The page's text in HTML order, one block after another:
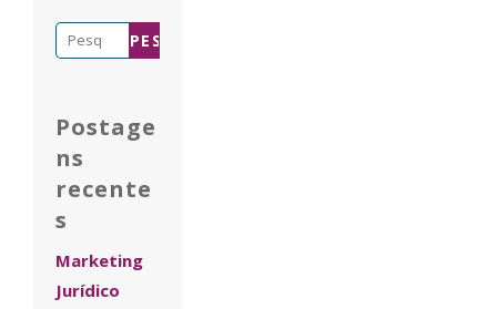
Pesquisar
por:
Postage
ns
recente
s
Marketing
Jurídico